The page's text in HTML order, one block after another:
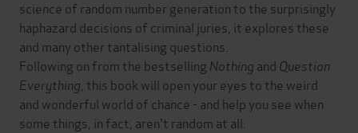
science of random number generation to the surprisingly
haphazard decisions of criminal juries, it explores these
and many other tantalising questions.
Following on from the bestselling Nothing and Question
Everything , this book will open your eyes to the weird
and wonderful world of chance - and help you see when
some things, in fact, aren't random at all.